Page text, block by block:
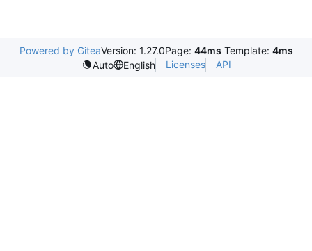
Powered by GiteaVersion: 1.27.0Page: 44ms Template: 4ms
Auto
English Licenses API